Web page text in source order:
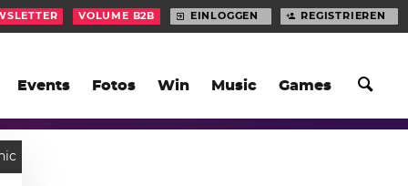
Events Fotos Win Music Games
VOLUME B2B EINLOGGEN REGISTRIEREN